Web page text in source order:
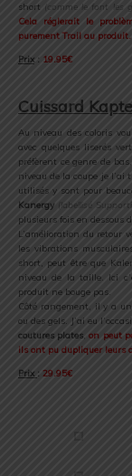
short (comme le font les
Cela réglerait le
purement Trail au produit.
Prix : 19.95€
Cuissard
Au niveau des coloris
avec quelques liserés
préfèrent ce genre de
niveau de la coupe je l’ai
utilisés y sont pour
Kanergy (labellisé
plusieurs fois en dessous
L’amélioration du retour
les vibrations
short, peut être que
niveau de la taille. Ici
produit ne bouge pas.
Côté rangement, il y a
ou des gels. J’ai eu
coutures plates,on peut
ils ont pu dupliquer leurs
Prix : 29.95€